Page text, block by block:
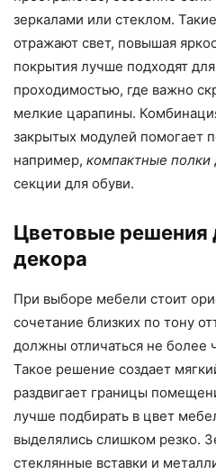
зеркалами или стеклом.
отражают свет, повышая
покрытия лучше подходят
проходимостью, где важно
мелкие царапины.
закрытых модулей помогает
например, компактные полки
секции для обуви.
Цветовые решения
декора
При выборе мебели стоит
сочетание близких по тону
должны отличаться не более
Такое решение создает
раздвигает границы
лучше подбирать в цвет
выделялись слишком резко.
стеклянные вставки и